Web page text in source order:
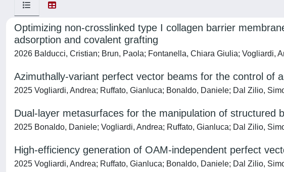
Optimizing non-crosslinked type I collagen barrier
adsorption and covalent grafting
2026 Balducci, Cristian; Brun, Paola; Fontanella, Chiara Giulia; Vogliardi,
Azimuthally-variant perfect vector beams for the control of
2025 Vogliardi, Andrea; Ruffato, Gianluca; Bonaldo, Daniele; Dal Zilio,
Dual-layer metasurfaces for the manipulation of structured
2025 Bonaldo, Daniele; Vogliardi, Andrea; Ruffato, Gianluca; Dal Zilio,
High-efficiency generation of OAM-independent perfect
2025 Vogliardi, Andrea; Ruffato, Gianluca; Bonaldo, Daniele; Dal Zilio,